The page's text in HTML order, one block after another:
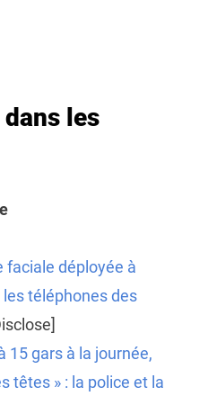
les
faciale déployée à
téléphones des
15 gars à la journée,
têtes » : la police et la